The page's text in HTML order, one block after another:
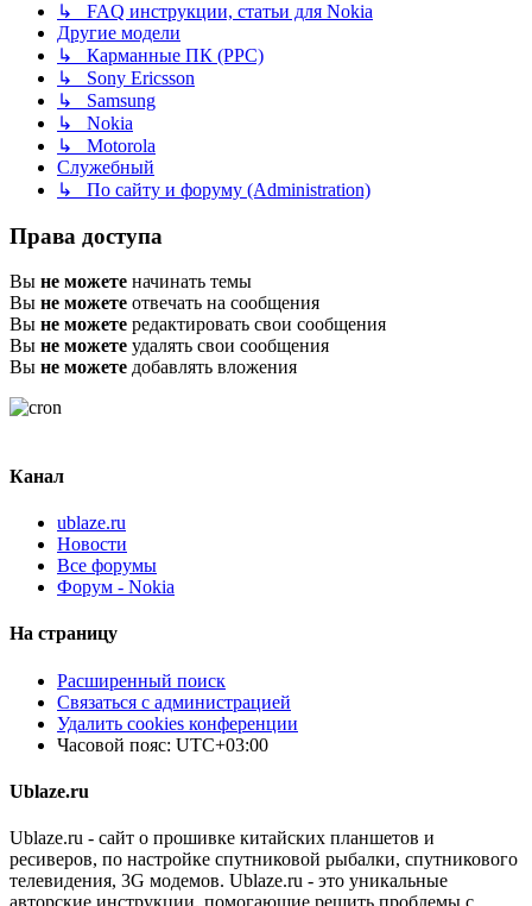
↳ FAQ инструкции, статьи для Nokia
Другие модели
↳ Карманные ПК (PPC)
↳ Sony Ericsson
↳ Samsung
↳ Nokia
↳ Motorola
Служебный
↳ По сайту и форуму (Administration)
Права доступа
Вы не можете начинать темы
Вы не можете отвечать на сообщения
Вы не можете редактировать свои сообщения
Вы не можете удалять свои сообщения
Вы не можете добавлять вложения
Канал
ublaze.ru
Новости
Все форумы
Форум - Nokia
На страницу
Расширенный поиск
Связаться с администрацией
Удалить cookies конференции
Часовой пояс: UTC+03:00
Ublaze.ru
Ublaze.ru - сайт о прошивке китайских планшетов и
ресиверов, по настройке спутниковой рыбалки, спутникового
телевидения, 3G модемов. Ublaze.ru - это уникальные
авторские инструкции, помогающие решить проблемы с